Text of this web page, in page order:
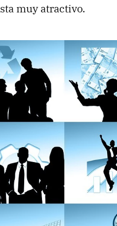
muy atractivo.